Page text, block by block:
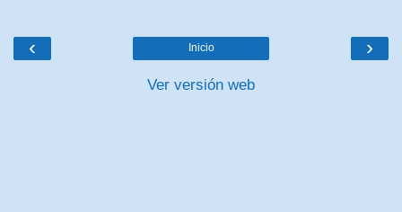
‹ ›
Inicio
Ver versión web